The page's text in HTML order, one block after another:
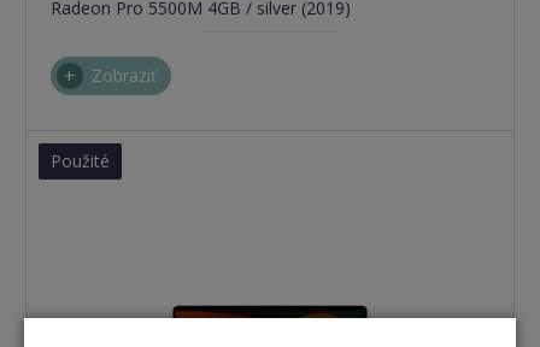
Radeon Pro 5500M 4GB / silver (2019)
Zobraziť
Použité